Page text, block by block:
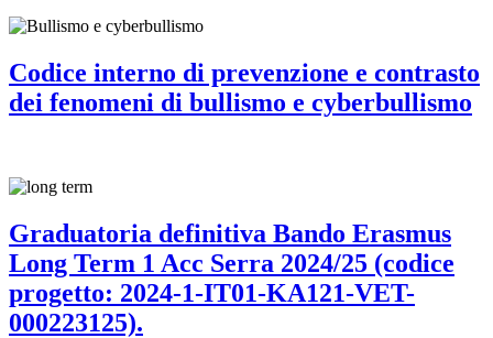
Codice interno di prevenzione e contrasto
dei fenomeni di bullismo e cyberbullismo
Graduatoria definitiva Bando Erasmus
Long Term 1 Acc Serra 2024/25 (codice
progetto: 2024-1-IT01-KA121-VET-
000223125).